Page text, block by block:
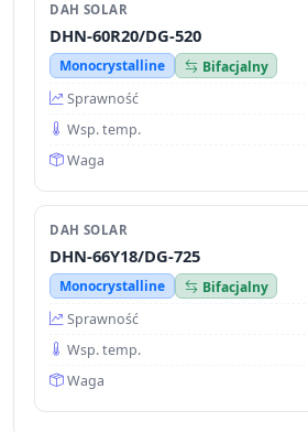
DAH SOLAR
DHN-60R20/DG-520
Monocrystalline
Bifacjalny
Sprawność
Wsp. temp.
Waga
DAH SOLAR
DHN-66Y18/DG-725
Monocrystalline
Bifacjalny
Sprawność
Wsp. temp.
Waga